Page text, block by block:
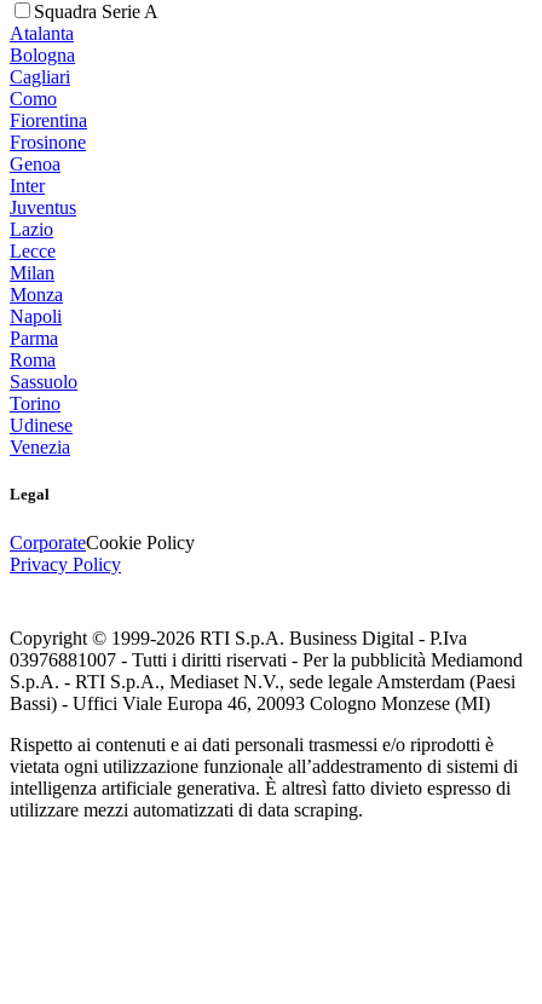
Squadra Serie A
Atalanta
Bologna
Cagliari
Como
Fiorentina
Frosinone
Genoa
Inter
Juventus
Lazio
Lecce
Milan
Monza
Napoli
Parma
Roma
Sassuolo
Torino
Udinese
Venezia
Legal
CorporateCookie Policy
Privacy Policy
Copyright © 1999-2026 RTI S.p.A. Business Digital - P.Iva
03976881007 - Tutti i diritti riservati - Per la pubblicità Mediamond
S.p.A. - RTI S.p.A., Mediaset N.V., sede legale Amsterdam (Paesi
Bassi) - Uffici Viale Europa 46, 20093 Cologno Monzese (MI)
Rispetto ai contenuti e ai dati personali trasmessi e/o riprodotti è
vietata ogni utilizzazione funzionale all’addestramento di sistemi di
intelligenza artificiale generativa. È altresì fatto divieto espresso di
utilizzare mezzi automatizzati di data scraping.